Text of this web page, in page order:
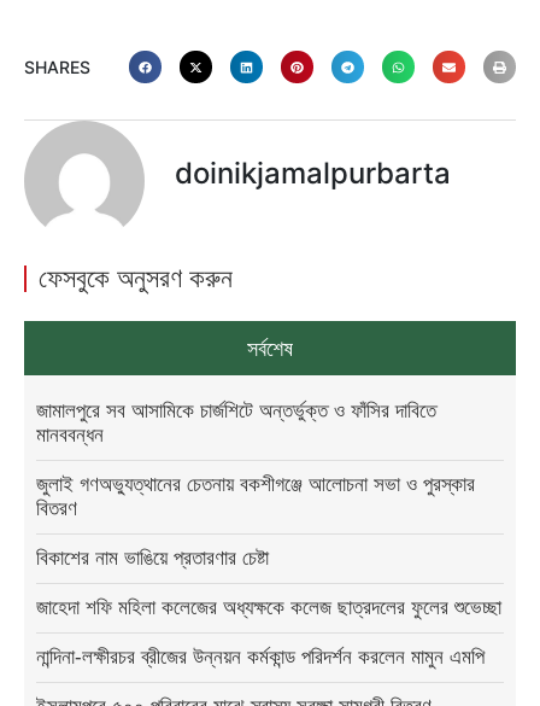
SHARES
doinikjamalpurbarta
ফেসবুকে অনুসরণ করুন
সর্বশেষ
জামালপুরে সব আসামিকে চার্জশিটে অন্তর্ভুক্ত ও ফাঁসির দাবিতে
মানববন্ধন
জুলাই গণঅভ্যুত্থানের চেতনায় বকশীগঞ্জে আলোচনা সভা ও পুরস্কার
বিতরণ
বিকাশের নাম ভাঙিয়ে প্রতারণার চেষ্টা
জাহেদা শফি মহিলা কলেজের অধ্যক্ষকে কলেজ ছাত্রদলের ফুলের শুভেচ্ছা
নান্দিনা-লক্ষীরচর ব্রীজের উন্নয়ন কর্মকান্ড পরিদর্শন করলেন মামুন এমপি